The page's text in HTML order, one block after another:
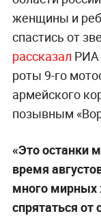
женщины и
спастись от
рассказал РИА
роты 9-го
армейского
позывным
«Это останки
время
много мирных
спрятаться от